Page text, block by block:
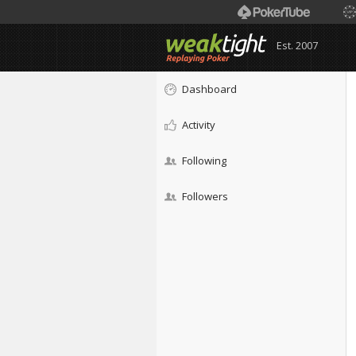
Est. 2007
Dashboard
Activity
Following
Followers